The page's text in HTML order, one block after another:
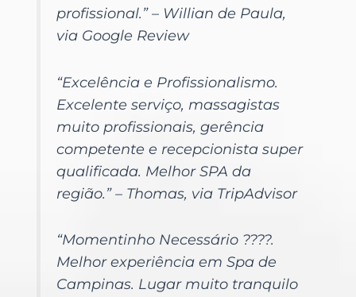
profissional.” – Willian de Paula,
via Google Review
“Excelência e Profissionalismo.
Excelente serviço, massagistas
muito profissionais, gerência
competente e recepcionista super
qualificada. Melhor SPA da
região.” – Thomas, via TripAdvisor
“Momentinho Necessário ????.
Melhor experiência em Spa de
Campinas. Lugar muito tranquilo